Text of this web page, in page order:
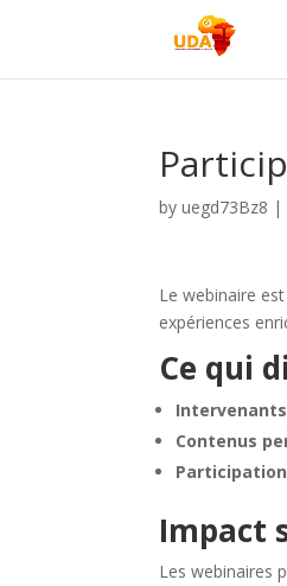
byuegd73Bz8 |
Le webinaire
expériences
Ce qui
Contenus
Impact
Les webinaires